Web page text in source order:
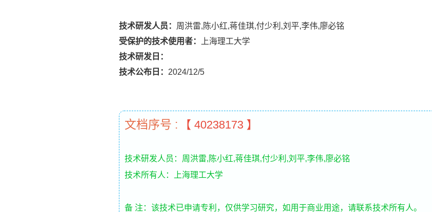
技术研发人员： 周洪雷,陈小红,蒋佳琪,付少利,刘平,李伟,廖必铭
受保护的技术使用者：
上海理工大学
技术研发日：
技术公布日： 2024/12/5
文档序号 : 【 40238173 】
技术研发人员：周洪雷,陈小红,蒋佳琪,付少利,刘平,李伟,廖必铭
技术所有人：上海理工大学
备 注：该技术已申请专利，仅供学习研究，如用于商业用途，请联系技术所有人。